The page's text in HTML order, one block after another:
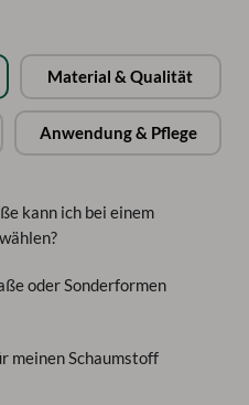
Material & Qualität
Anwendung & Pflege
kann ich bei einem
oder Sonderformen
meinen Schaumstoff